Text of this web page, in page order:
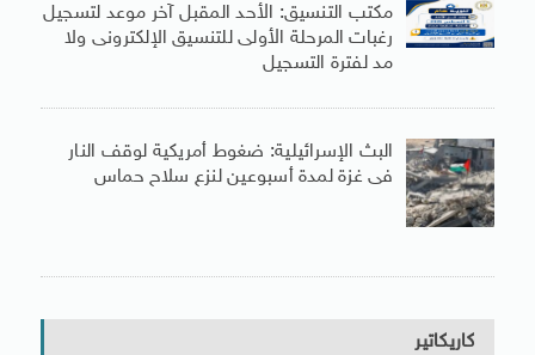
مكتب التنسيق: الأحد المقبل آخر موعد لتسجيل
رغبات المرحلة الأولى للتنسيق الإلكترونى ولا
مد لفترة التسجيل
البث الإسرائيلية: ضغوط أمريكية لوقف النار
فى غزة لمدة أسبوعين لنزع سلاح حماس
كاريكاتير